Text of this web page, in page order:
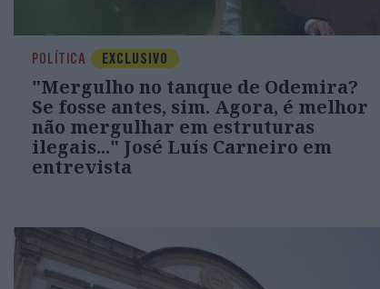
POLÍTICA EXCLUSIVO
"Mergulho no tanque de Odemira?
Se fosse antes, sim. Agora, é melhor
não mergulhar em estruturas
ilegais..." José Luís Carneiro em
entrevista